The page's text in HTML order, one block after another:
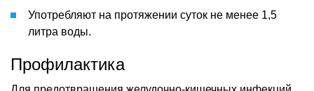
Употребляют на протяжении суток не менее 1,5
литра воды.
Профилактика